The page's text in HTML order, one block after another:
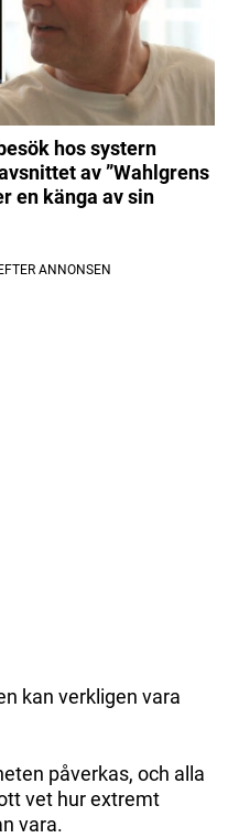
hos systern
av ”Wahlgrens
en känga av sin
kan verkligen vara
påverkas, och alla
vet hur extremt
vara.